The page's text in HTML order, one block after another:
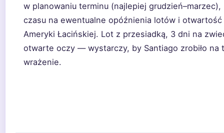
w planowaniu terminu (najlepiej grudzień–marzec),
czasu na ewentualne opóźnienia lotów i otwartość
Ameryki Łacińskiej. Lot z przesiadką, 3 dni na
otwarte oczy — wystarczy, by Santiago zrobiło na
wrażenie.